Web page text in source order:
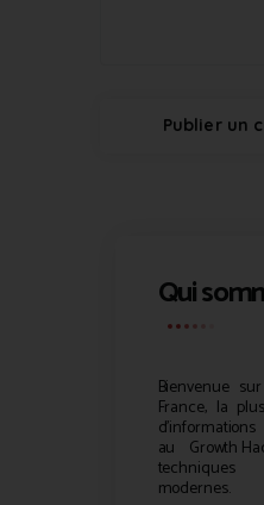
Qui
Bienvenue sur
France, la
au Growth
modernes.